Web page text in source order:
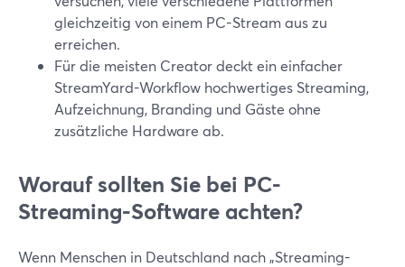
gleichzeitig von einem PC-Stream aus zu
erreichen.
Für die meisten Creator deckt ein einfacher
StreamYard-Workflow hochwertiges Streaming,
Aufzeichnung, Branding und Gäste ohne
zusätzliche Hardware ab.
Worauf sollten Sie bei PC-
Streaming-Software achten?
Wenn Menschen in Deutschland nach „Streaming-